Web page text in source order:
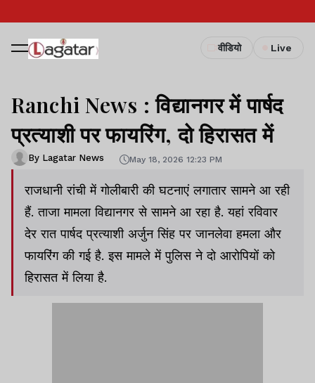
वीडियो Live
Ranchi News : विद्यानगर में पार्षद
प्रत्याशी पर फायरिंग, दो हिरासत में
By Lagatar News May 18, 2026 12:23 PM
राजधानी रांची में गोलीबारी की घटनाएं लगातार सामने आ रही
हैं. ताजा मामला विद्यानगर से सामने आ रहा है. यहां रविवार
देर रात पार्षद प्रत्याशी अर्जुन सिंह पर जानलेवा हमला और
फायरिंग की गई है. इस मामले में पुलिस ने दो आरोपियों को
हिरासत में लिया है.